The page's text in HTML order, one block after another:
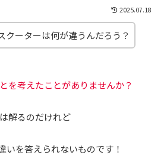
2025.07.18
クーターは何が違うんだろう？
を考えたことがありませんか？
解るのだけれど
いを答えられないものです！